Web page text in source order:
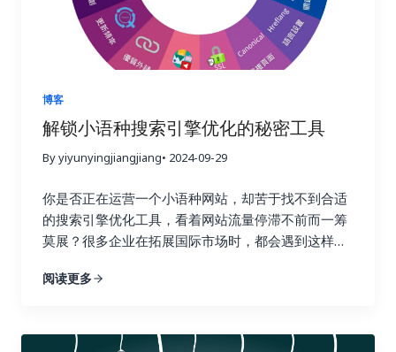
和价格各不相同。选择合适的工具至关重要，就像一
个工匠需要选择合适的工具才能更好地完成工作一
样。在选择工具之前，你需要明确自己的需求和预
算。有些工具功能强大，但价格昂贵；有些工具功能
简单，但价格亲民。你需要根据自己的实际情况，权
建设追踪工具，以及它们的优缺点： 除了以上这些工
具之外，还有其他一些工具也值得考虑，例如
择工具时，不仅要考虑功能和价格，还要考虑易用性
和数据准确性。一个好的工具应该易于上手，操作简
单，并且能够提供准确可靠的数据，为你的决策提供
链接建设效果时，需要关注一些关键指标，这些指标
是万里长征的第一步，更重要的是如何解读这些数据
擎就越信任你的网站，你的排名自然也就越高。这就
好比现实生活中的社交圈，朋友越多，人脉越广，你
的影响力也就越大。链接建设不仅仅关乎排名，更关
乎你的在线业务的整体成功与长远发展。一个强大的
链接配置文件不仅可以带来更高的品牌知名度和更多
的推荐流量，更能建立起坚实的用户信任，为你的业
务带来持续的增长动力。忽视链接建设，就像建造一
座空中楼阁，看似华丽，实则根基不稳，随时可能坍
的认可，搜索引擎又该如何判断你的网站的价值和可
信度呢？ 二、Ahrefs：全能型搜索引擎优化工具，挖
掘链接宝藏 Ahrefs 就像一位经验丰富的侦探，拥有
的链接策略，发现潜在的链接机会，并制定更有效的
博客
解锁小语种搜索引擎优化的秘密工具
By yiyunyingjiangjiang• 2024-09-29
你是否正在运营一个小语种网站，却苦于找不到合适
的搜索引擎优化工具，看着网站流量停滞不前而一筹
莫展？很多企业在拓展国际市场时，都会遇到这样的
球化的浪潮下，越来越多的企业开始将目光投向海外
搜索引擎优化工具，就像找到了一把打开国际市场大
阅读更多